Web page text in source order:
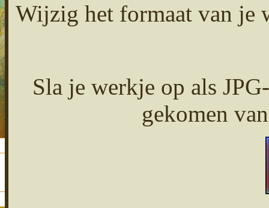
Wijzig het formaat van je
Sla je werkje op als
gekomen